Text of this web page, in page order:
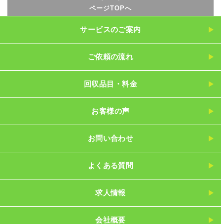
ページTOPへ
サービスのご案内
ご依頼の流れ
回収品目・料金
お客様の声
お問い合わせ
よくある質問
求人情報
会社概要